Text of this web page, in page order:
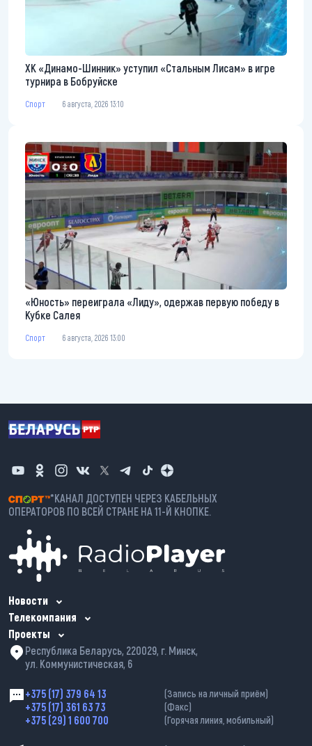
ХК «Динамо-Шинник» уступил «Стальным Лисам» в игре
турнира в Бобруйске
Спорт 6 августа, 2026 13:10
«Юность» переиграла «Лиду», одержав первую победу в
Кубке Салея
Спорт 6 августа, 2026 13:00
*КАНАЛ ДОСТУПЕН ЧЕРЕЗ КАБЕЛЬНЫХ
ОПЕРАТОРОВ ПО ВСЕЙ СТРАНЕ НА 11-Й КНОПКЕ.
Новости
Телекомпания
Проекты
Республика Беларусь, 220029, г. Минск,
ул. Коммунистическая, 6
+375 (17) 379 64 13 (Запись на личный приём)
+375 (17) 361 63 73 (Факс)
+375 (29) 1 600 700 (Горячая линия, мобильный)